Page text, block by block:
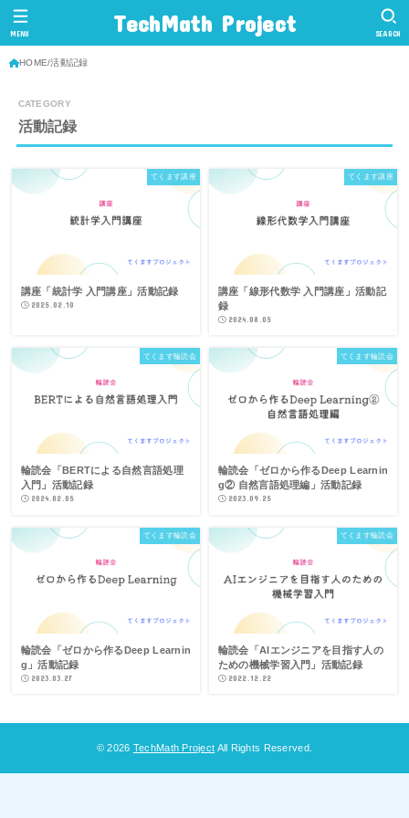
TechMath Project SEARCH
MENU
HOME 活動記録
活動記録
てくます講座
講座「統計学 入門講座」活動記録
2025.02.10
てくます講座
講座「線形代数学 入門講座」活動記
録
2024.08.05
てくます輪読会
輪読会「BERTによる自然言語処理
入門」活動記録
2024.02.05
てくます輪読会
輪読会「ゼロから作るDeep Learnin
g② 自然言語処理編」活動記録
2023.09.25
てくます輪読会
輪読会「ゼロから作るDeep Learnin
g」活動記録
2023.03.27
てくます輪読会
輪読会「AIエンジニアを目指す人の
ための機械学習入門」活動記録
2022.12.22
© 2026 TechMath Project All Rights Reserved.